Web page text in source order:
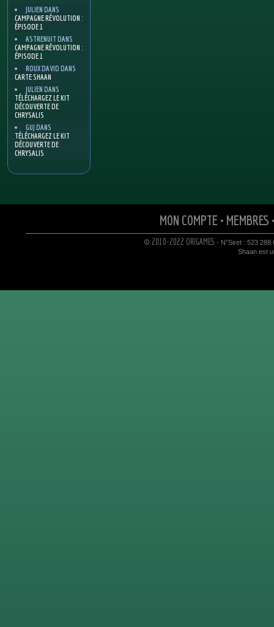
JULIEN DANS
CAMPAGNE RÉVOLUTION :
ÉPISODE 1
ASTRENUIT DANS
CAMPAGNE RÉVOLUTION :
ÉPISODE 1
ROUX DAVID DANS
CARTE SHAAN
JULIEN DANS
TÉLÉCHARGEZ LE KIT
DÉCOUVERTE DE
CHRYSALIS
GUJ DANS
TÉLÉCHARGEZ LE KIT
DÉCOUVERTE DE
CHRYSALIS
MON COMPTE • MEMBRES
© 2010-2022 ORIGAMES - N°Siret : 523 288
Shaan est